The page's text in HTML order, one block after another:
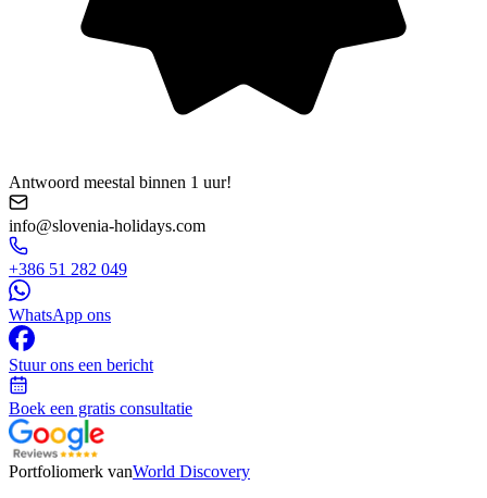
Antwoord meestal binnen 1 uur!
info@slovenia-holidays.com
+386 51 282 049
WhatsApp ons
Stuur ons een bericht
Boek een gratis consultatie
Portfoliomerk vanWorld Discovery